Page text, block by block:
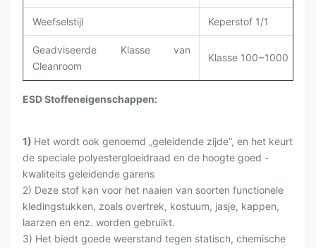
Weefselstijl Keperstof 1/1
Geadviseerde Klasse van
Cleanroom
Klasse 100~1000
ESD Stoffeneigenschappen:
1) Het wordt ook genoemd „geleidende zijde“, en het keurt
de speciale polyestergloeidraad en de hoogte goed -
kwaliteits geleidende garens
2) Deze stof kan voor het naaien van soorten functionele
kledingstukken, zoals overtrek, kostuum, jasje, kappen,
laarzen en enz. worden gebruikt.
3) Het biedt goede weerstand tegen statisch, chemische